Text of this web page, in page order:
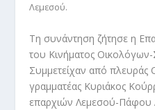
Λεμεσού.
Τη συνάντηση ζήτησε η
του Κινήματος
Συμμετείχαν από πλευράς
γραμματέας Κυριάκος
επαρχιών Λεμεσού-Πάφου